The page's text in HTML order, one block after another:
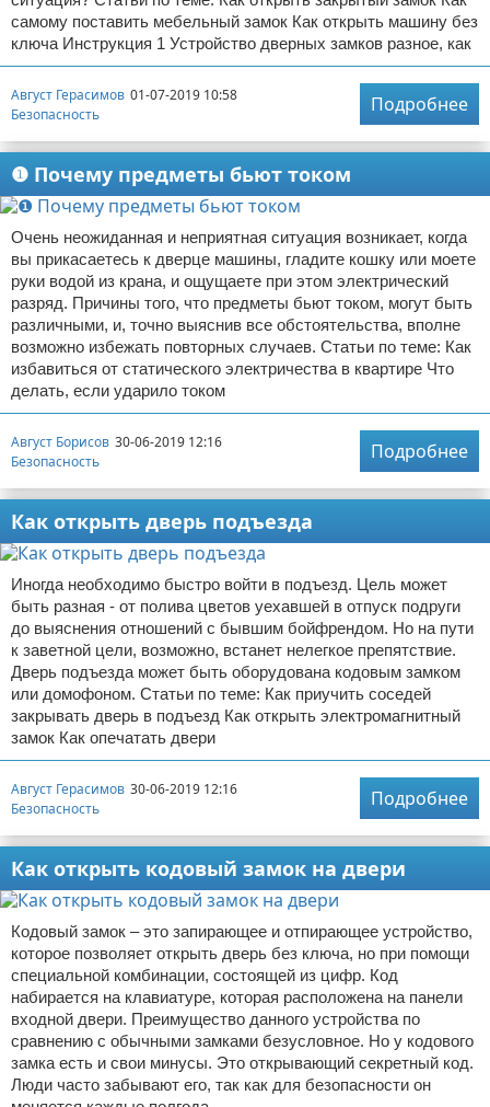
самому поставить мебельный замок Как открыть машину без
ключа Инструкция 1 Устройство дверных замков разное, как
Август Герасимов 01-07-2019 10:58
Безопасность
Подробнее
❶ Почему предметы бьют током
Очень неожиданная и неприятная ситуация возникает, когда
вы прикасаетесь к дверце машины, гладите кошку или моете
руки водой из крана, и ощущаете при этом электрический
разряд. Причины того, что предметы бьют током, могут быть
различными, и, точно выяснив все обстоятельства, вполне
возможно избежать повторных случаев. Статьи по теме: Как
избавиться от статического электричества в квартире Что
делать, если ударило током
Август Борисов 30-06-2019 12:16
Безопасность
Подробнее
Как открыть дверь подъезда
Иногда необходимо быстро войти в подъезд. Цель может
быть разная - от полива цветов уехавшей в отпуск подруги
до выяснения отношений с бывшим бойфрендом. Но на пути
к заветной цели, возможно, встанет нелегкое препятствие.
Дверь подъезда может быть оборудована кодовым замком
или домофоном. Статьи по теме: Как приучить соседей
закрывать дверь в подъезд Как открыть электромагнитный
замок Как опечатать двери
Август Герасимов 30-06-2019 12:16
Безопасность
Подробнее
Как открыть кодовый замок на двери
Кодовый замок – это запирающее и отпирающее устройство,
которое позволяет открыть дверь без ключа, но при помощи
специальной комбинации, состоящей из цифр. Код
набирается на клавиатуре, которая расположена на панели
входной двери. Преимущество данного устройства по
сравнению с обычными замками безусловное. Но у кодового
замка есть и свои минусы. Это открывающий секретный код.
Люди часто забывают его, так как для безопасности он